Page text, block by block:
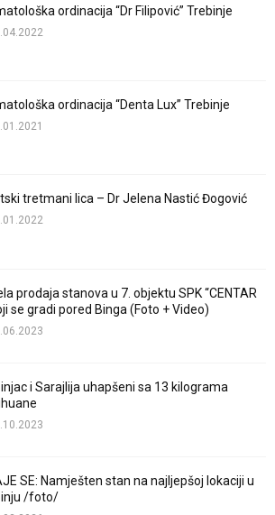
ordinacija “Dr Filipović” Trebinje
ordinacija “Denta Lux” Trebinje
tretmani lica – Dr Jelena Nastić Đogović
prodaja stanova u 7. objektu SPK “CENTAR
se gradi pored Binga (Foto + Video)
i Sarajlija uhapšeni sa 13 kilograma
SE: Namješten stan na najljepšoj lokaciji u
/foto/